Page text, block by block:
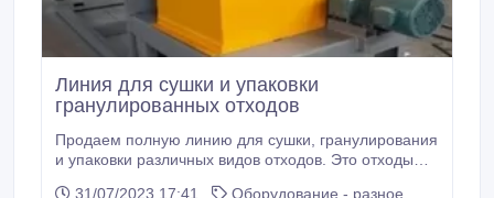
Линия для сушки и упаковки
гранулированных отходов
Продаем полную линию для сушки, гранулирования
и упаковки различных видов отходов. Это отходы
31/07/2023 17:41
Оборудование - разное